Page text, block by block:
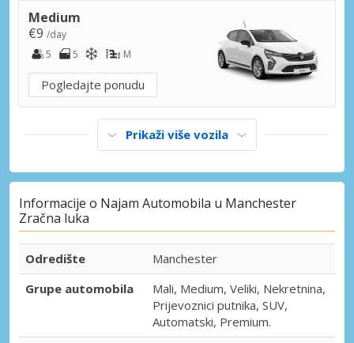
Medium
€9 /day
5
5 M
Pogledajte ponudu
Prikaži više vozila
Informacije o Najam Automobila u Manchester
Zračna luka
Odredište
Manchester
Grupe automobila
Mali, Medium, Veliki, Nekretnina,
Prijevoznici putnika, SUV,
Automatski, Premium.